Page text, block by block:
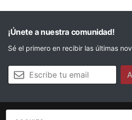
Marchetta, Leo Spinetto y Pablo
¡Únete a nuestra comunidad!
Sé el primero en recibir las últimas
Tu email